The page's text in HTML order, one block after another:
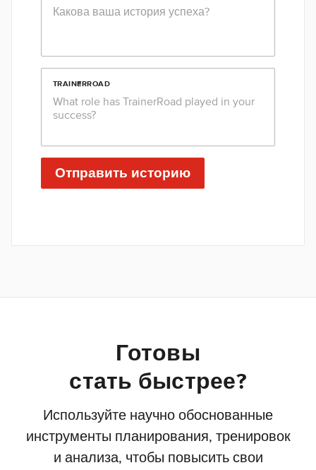
TRAINERROAD
Отправить историю
Готовы
стать быстрее?
Используйте научно обоснованные
инструменты планирования, тренировок
и анализа, чтобы повысить свои